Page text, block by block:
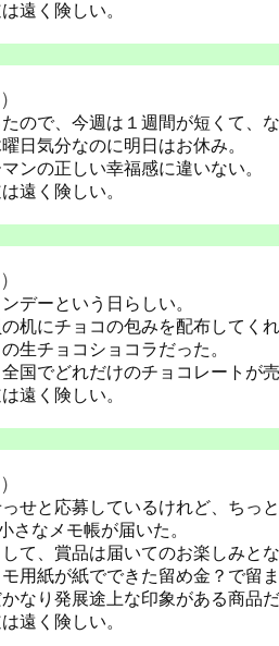
遠く険しい。
ので、今週は１週間が短くて、な
日気分なのに明日はお休み。
ンの正しい幸福感に違いない。
遠く険しい。
デーという日らしい。
机にチョコの包みを配布してくれ
生チョコショコラだった。
国でどれだけのチョコレートが
遠く険しい。
せと応募しているけれど、ちっ
さなメモ帳が届いた。
して、賞品は届いてのお楽しみと
用紙が紙でできた留め金？で留ま
なり発展途上な印象がある商品だ
遠く険しい。